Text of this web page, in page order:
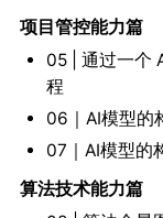
项目管控能力篇
05 | 通过一个
程
06｜AI模型的
07｜AI模型的
算法技术能力篇